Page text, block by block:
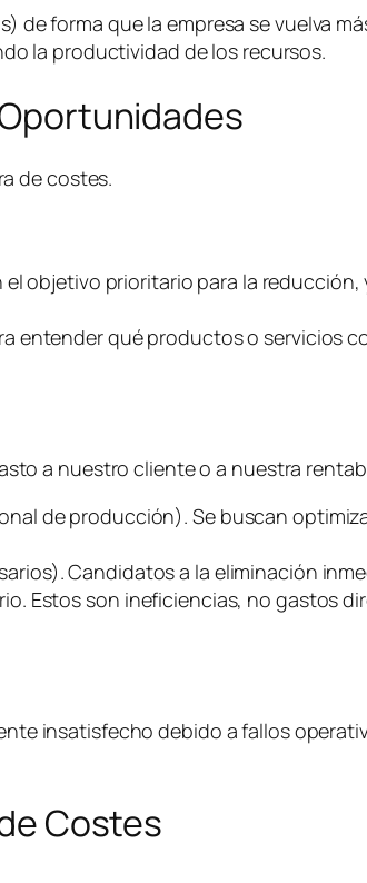
forma que la empresa se vuelva
la productividad de los recursos.
de costes.
objetivo prioritario para la reducción,
entender qué productos o servicios
a nuestro cliente o a nuestra
de producción). Se buscan
Candidatos a la eliminación
Estos son ineficiencias, no gastos
insatisfecho debido a fallos
Costes